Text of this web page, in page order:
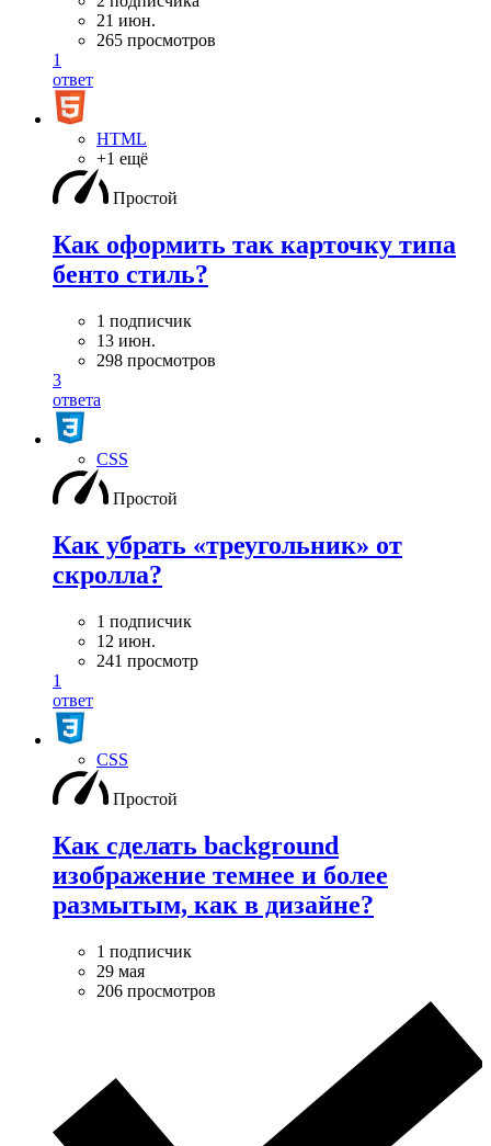
21 июн.
265 просмотров
1
ответ
HTML
+1 ещё
Простой
Как оформить так карточку типа
бенто стиль?
1 подписчик
13 июн.
298 просмотров
3
ответа
CSS
Простой
Как убрать «треугольник» от
скролла?
1 подписчик
12 июн.
241 просмотр
1
ответ
CSS
Простой
Как сделать background
изображение темнее и более
размытым, как в дизайне?
1 подписчик
29 мая
206 просмотров